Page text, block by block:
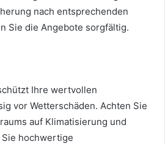
nach entsprechenden
Sie die Angebote sorgfältig.
Ihre wertvollen
vor Wetterschäden. Achten Sie
auf Klimatisierung und
hochwertige